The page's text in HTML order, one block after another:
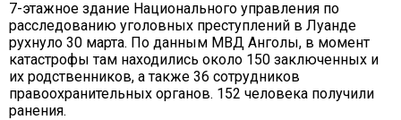
7-этажное здание Национального управления по
расследованию уголовных преступлений в Луанде
рухнуло 30 марта. По данным МВД Анголы, в момент
катастрофы там находились около 150 заключенных и
их родственников, а также 36 сотрудников
правоохранительных органов. 152 человека получили
ранения.